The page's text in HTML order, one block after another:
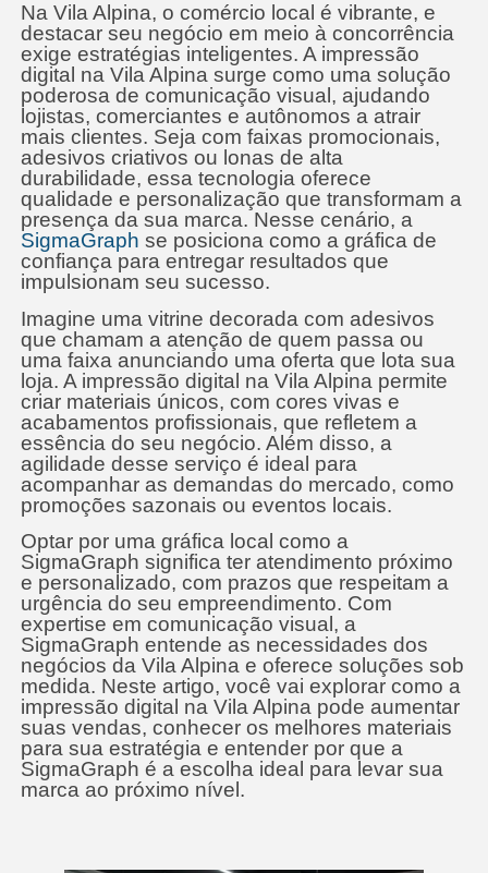
Na Vila Alpina, o comércio local é vibrante, e
destacar seu negócio em meio à concorrência
exige estratégias inteligentes. A impressão
digital na Vila Alpina surge como uma solução
poderosa de comunicação visual, ajudando
lojistas, comerciantes e autônomos a atrair
mais clientes. Seja com faixas promocionais,
adesivos criativos ou lonas de alta
durabilidade, essa tecnologia oferece
qualidade e personalização que transformam a
presença da sua marca. Nesse cenário, a
SigmaGraph se posiciona como a gráfica de
confiança para entregar resultados que
impulsionam seu sucesso.
Imagine uma vitrine decorada com adesivos
que chamam a atenção de quem passa ou
uma faixa anunciando uma oferta que lota sua
loja. A impressão digital na Vila Alpina permite
criar materiais únicos, com cores vivas e
acabamentos profissionais, que refletem a
essência do seu negócio. Além disso, a
agilidade desse serviço é ideal para
acompanhar as demandas do mercado, como
promoções sazonais ou eventos locais.
Optar por uma gráfica local como a
SigmaGraph significa ter atendimento próximo
e personalizado, com prazos que respeitam a
urgência do seu empreendimento. Com
expertise em comunicação visual, a
SigmaGraph entende as necessidades dos
negócios da Vila Alpina e oferece soluções sob
medida. Neste artigo, você vai explorar como a
impressão digital na Vila Alpina pode aumentar
suas vendas, conhecer os melhores materiais
para sua estratégia e entender por que a
SigmaGraph é a escolha ideal para levar sua
marca ao próximo nível.